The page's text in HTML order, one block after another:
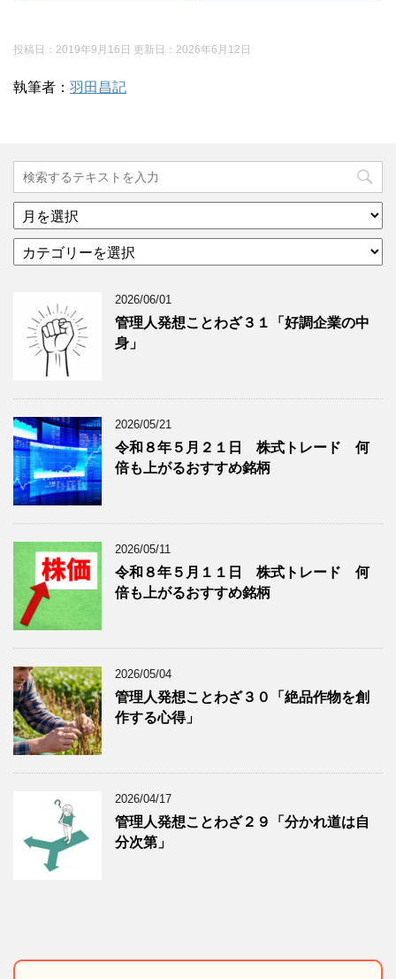
投稿日：2019年9月16日 更新日： 2026年6月12日
執筆者： 羽田昌記
ア
ー
イ
グ
記
事
を
表
示
テ
ー
グ
記
事
を
表
示
2026/06/01
管理人発想ことわざ３１「好調企業の中
身」
2026/05/21
令和８年５月２１日 株式トレード 何
倍も上がるおすすめ銘柄
2026/05/11
令和８年５月１１日 株式トレード 何
倍も上がるおすすめ銘柄
2026/05/04
管理人発想ことわざ３０「絶品作物を創
作する心得」
2026/04/17
管理人発想ことわざ２９「分かれ道は自
分次第」